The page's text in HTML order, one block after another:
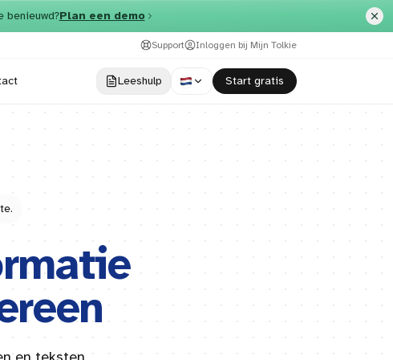
benieuwd?Plan een demo
Support Inloggen bij Mijn Tolkie
Leeshulp ​Start gratis